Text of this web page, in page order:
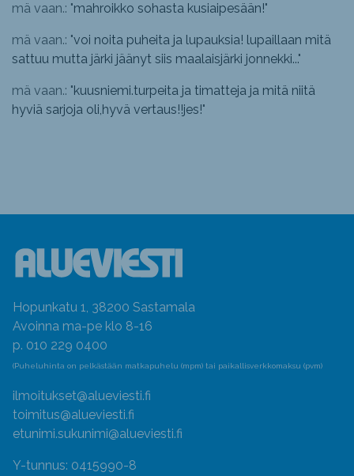
mä vaan.: "mahroikko sohasta kusiaipesään!"
mä vaan.: "voi noita puheita ja lupauksia! lupaillaan mitä
sattuu mutta järki jäänyt siis maalaisjärki jonnekki..."
mä vaan.: "kuusniemi.turpeita ja timatteja ja mitä niitä
hyviä sarjoja oli,hyvä vertaus!!jes!"
Hopunkatu 1, 38200 Sastamala
Avoinna ma-pe klo 8-16
p. 010 229 0400
(Puheluhinta on pelkästään matkapuhelu (mpm) tai paikallisverkkomaksu (pvm)
ilmoitukset@alueviesti.fi
toimitus@alueviesti.fi
etunimi.sukunimi@alueviesti.fi
Y-tunnus: 0415990-8